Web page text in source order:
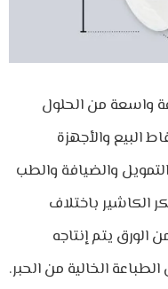
واسعة من الحلول
البيع والأجهزة
والضيافة والطب
الكاشير باختلاف
الورق يتم إنتاجه
الخالية من الحبر.